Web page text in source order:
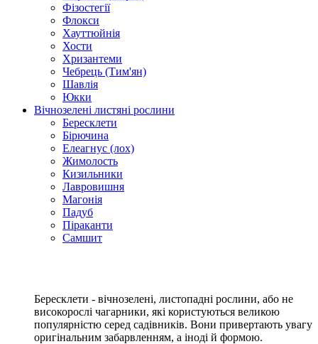
Фізостегії
Флокси
Хауттюйнія
Хости
Хризантеми
Чебрець (Тим'ян)
Шавлія
Юкки
Вічнозелені листяні рослини
Бересклети
Бірючина
Елеагнус (лох)
Жимолость
Кизильники
Лавровишня
Магонія
Падуб
Піраканти
Самшит
Бересклети - вічнозелені, листопадні рослини, або не
високорослі чагарники, які користуються великою
популярністю серед садівників. Вони привертають увагу
оригінальним забарвленням, а іноді й формою.